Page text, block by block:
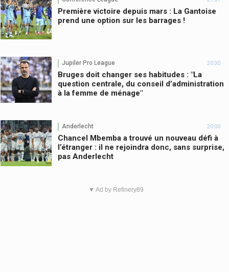
Première victoire depuis mars : La Gantoise
prend une option sur les barrages !
Jupiler Pro League 20:30
Bruges doit changer ses habitudes : "La
question centrale, du conseil d’administration
à la femme de ménage"
Anderlecht 20:00
Chancel Mbemba a trouvé un nouveau défi à
l’étranger : il ne rejoindra donc, sans surprise,
pas Anderlecht
▼ Ad by Refinery89